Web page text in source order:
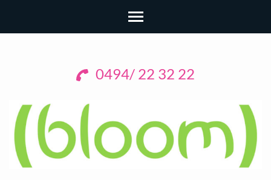
0494/ 22 32 22